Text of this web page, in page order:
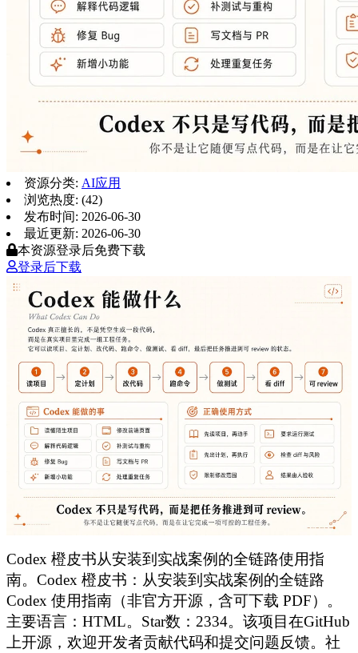
资源分类: AI应用
浏览热度: (42)
发布时间: 2026-06-30
最近更新: 2026-06-30
本资源登录后免费下载
登录后下载
Codex 橙皮书从安装到实战案例的全链路使用指
南。Codex 橙皮书：从安装到实战案例的全链路
Codex 使用指南（非官方开源，含可下载 PDF）。
主要语言：HTML。Star数：2334。该项目在GitHub
上开源，欢迎开发者贡献代码和提交问题反馈。社